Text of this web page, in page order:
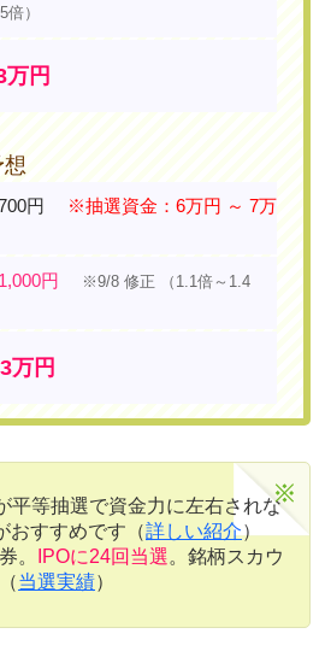
倍）
万円
円
※抽選資金：6万円 ～ 7万
円 ※9/8 修正
（1.1倍～1.4
万円
平等抽選で資金力に左右されな
おすすめです（詳しい紹介）
。
IPOに24回当選。銘柄スカウ
当選実績）